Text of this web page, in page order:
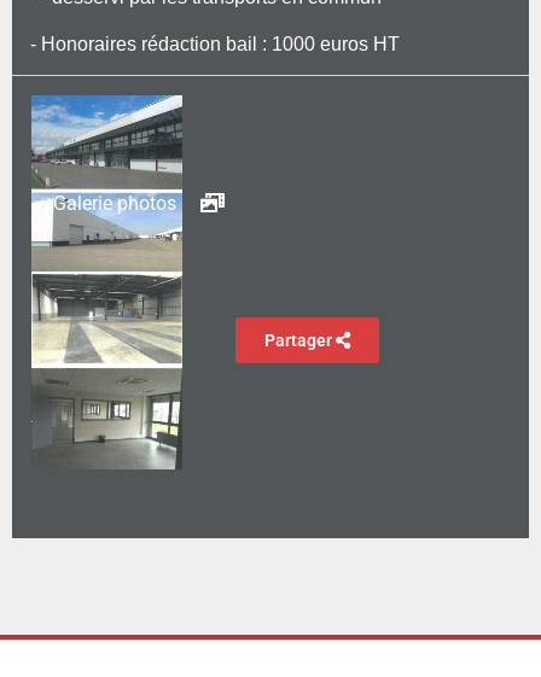
- Honoraires rédaction bail : 1000 euros HT
Galerie photos
Partager